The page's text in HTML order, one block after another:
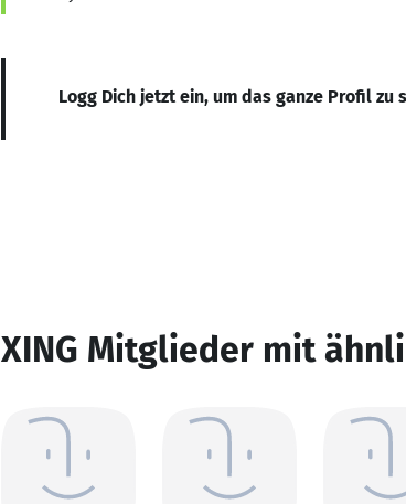
Logg Dich jetzt ein, um das ganze Profil zu
XING Mitglieder mit